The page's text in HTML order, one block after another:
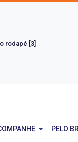
rodapé [3]
PELO